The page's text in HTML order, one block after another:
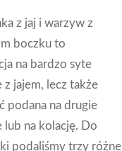
z jaj i warzyw z
boczku to
na bardzo syte
z jajem, lecz także
podana na drugie
lub na kolację. Do
podaliśmy trzy różne